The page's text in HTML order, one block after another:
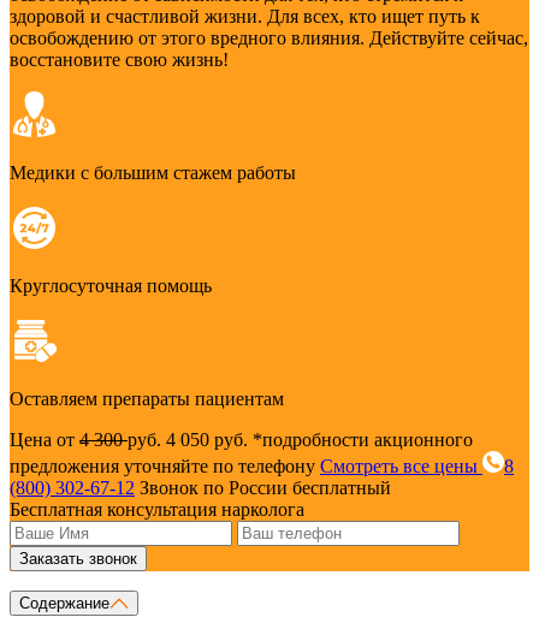
здоровой и счастливой жизни. Для всех, кто ищет путь к
освобождению от этого вредного влияния. Действуйте сейчас,
восстановите свою жизнь!
Медики с большим стажем работы
Круглосуточная помощь
Оставляем препараты пациентам
Цена от 4 300руб. 4 050 руб. *подробности акционного
предложения уточняйте по телефону Смотреть все цены
8
(800) 302-67-12 Звонок по России бесплатный
Бесплатная консультация нарколога
Заказать звонок
Содержание